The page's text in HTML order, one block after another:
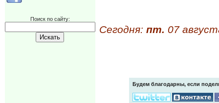
Поиск по сайту:
Сегодня: пт. 07
Будем благодарны, если